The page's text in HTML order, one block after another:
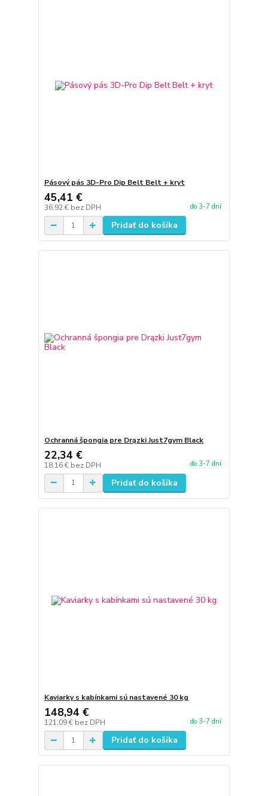
Pásový pás 3D-Pro Dip Belt Belt + kryt
45,41 €
36,92 € bez DPH do 3-7 dní
Pridať do košíka
Ochranná špongia pre Drązki Just7gym Black
22,34 €
18,16 € bez DPH do 3-7 dní
Pridať do košíka
Kaviarky s kabínkami sú nastavené 30 kg
148,94 €
121,09 € bez DPH do 3-7 dní
Pridať do košíka